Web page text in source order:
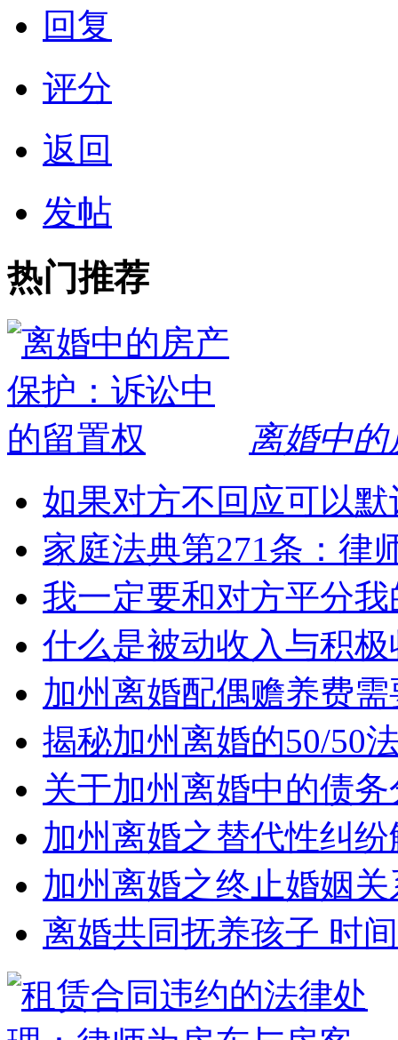
回复
评分
返回
发帖
热门推荐
离婚中
如果对方不回应可以
家庭法典第271条：律
我一定要和对方平分
什么是被动收入与积
加州离婚配偶赡养费
揭秘加州离婚的50/50
关于加州离婚中的债
加州离婚之替代性纠
加州离婚之终止婚姻关
离婚共同抚养孩子 时